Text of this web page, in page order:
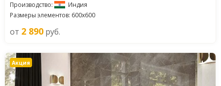
Производство:
Индия
Размеры элементов: 600x600
от 2 890 руб.
Акция